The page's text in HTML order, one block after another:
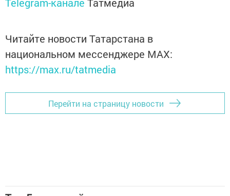
Telegram-канале Татмедиа
Читайте новости Татарстана в
национальном мессенджере MАХ:
https://max.ru/tatmedia
Перейти на страницу новости